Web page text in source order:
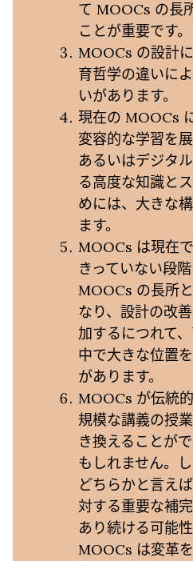
て MOOCs の長
ことが重要です。
MOOCs の設計
育哲学の違いに
いがあります。
現在の MOOCs
変容的な学習を
あるいはデジタ
る高度な知識と
めには、大きな
ます。
MOOCs は現在
きっていない段階
MOOCs の長所
なり、設計の改
加するにつれて
中で大きな位置
があります。
MOOCs が伝統
規模な講義の授
き換えることが
もしれません。
どちらかと言え
対する重要な補
あり続ける可能性
MOOCs は変革